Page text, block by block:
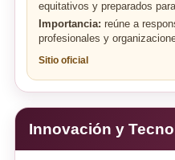
equitativos y preparados
Importancia: reúne a
profesionales y
Sitio oficial
Innovación y